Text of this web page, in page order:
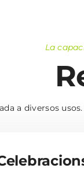
La
a diversos